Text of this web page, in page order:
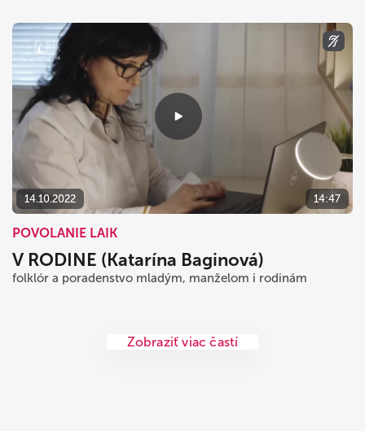
14.10.2022 14:47
POVOLANIE LAIK
V RODINE (Katarína Baginová)
folklór a poradenstvo mladým, manželom i rodinám
Zobraziť viac častí